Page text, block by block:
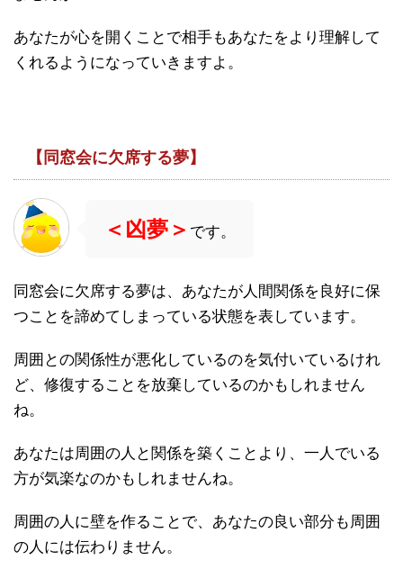
あなたが心を開くことで相手もあなたをより理解して
くれるようになっていきますよ。
【同窓会に欠席する夢】
＜凶夢＞ です。
同窓会に欠席する夢は、あなたが人間関係を良好に保
つことを諦めてしまっている状態を表しています。
周囲との関係性が悪化しているのを気付いているけれ
ど、修復することを放棄しているのかもしれません
ね。
あなたは周囲の人と関係を築くことより、一人でいる
方が気楽なのかもしれませんね。
周囲の人に壁を作ることで、あなたの良い部分も周囲
の人には伝わりません。